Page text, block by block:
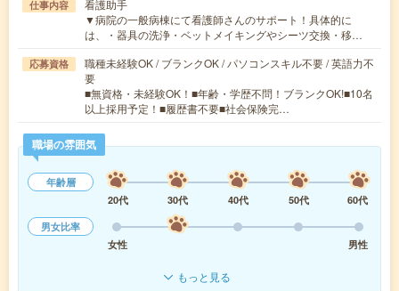
仕事内容
看護助手
▼病院の一般病棟にて看護師さんのサポート！具体的に
は、・器具の洗浄・ベットメイキングやシーツ交換・移…
応募資格
職種未経験OK / ブランクOK / パソコンスキル不要 / 英語力不
要
■無資格・未経験OK！■年齢・学歴不問！ブランクOK!■10名
以上採用予定！■履歴書不要■社会保険完…
職場の雰囲気
年齢層
20代
30代 40代 50代
60代
男女比率
女性
男性
もっと見る